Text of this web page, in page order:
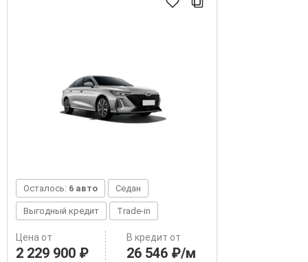
Осталось: 6 авто Седан
Выгодный кредит Trade-in
Цена от
2 229 900 ₽
В кредит от
26 546 ₽/м